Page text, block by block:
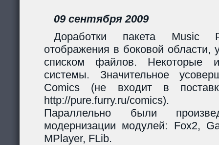
09 сентября 2009
Доработки пакета Music
отображения в боковой области,
списком файлов. Некоторые
системы. Значительное
Comics (не входит в
http://pure.furry.ru/comics).
Параллельно были
модернизации модулей: Fox2,
MPlayer, FLib.